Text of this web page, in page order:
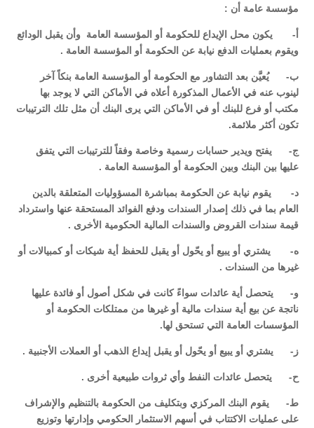
مؤسسة عامة أن :
‌أ- يكون محل الإيداع للحكومة أو المؤسسة العامة وأن يقبل الودائع
ويقوم بعمليات الدفع نيابة عن الحكومة أو المؤسسة العامة .
‌ب- يُعيَّن بعد التشاور مع الحكومة أو المؤسسة العامة بنكاً آخر
لينوب عنه في الأعمال المذكورة أعلاه في الأماكن التي لا يوجد بها
مكتب أو فرع للبنك أو في الأماكن التي يرى البنك أن مثل تلك الترتيبات
تكون أكثر ملائمة.
‌ج- يفتح ويدير حسابات رسمية وخاصة وفقاً للترتيبات التي يتفق
عليها بين البنك وبين الحكومة أو المؤسسة العامة .
‌د- يقوم نيابة عن الحكومة بمباشرة المسؤوليات المتعلقة بالدين
العام بما في ذلك إصدار السندات ودفع الفوائد المستحقة عنها واسترداد
قيمة سندات القروض والسندات المالية الحكومية الأخرى .
‌ه- يشتري أو يبيع أو يحّول أو يقبل للحفظ أية شيكات أو كمبيالات أو
غيرها من السندات .
‌و- يتحصل أية عائدات سواءً كانت في شكل أصول أو فائدة عليها
ناتجة عن بيع أية سندات مالية أو غيرها من ممتلكات الحكومة أو
المؤسسات العامة التي تستحق لها.
‌ز- يشتري أو يبيع أو يحّول أو يقبل إيداع الذهب أو العملات الأجنبية .
‌ح- يتحصل عائدات النفط وأي ثروات طبيعية أخرى .
‌ط- يقوم البنك المركزي وبتكليف من الحكومة بالتنظيم والإشراف
على عمليات الاكتتاب في أسهم الاستثمار الحكومي وإدارتها وتوزيع